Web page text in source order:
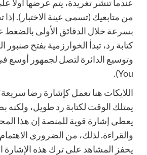
عندما تنشر تغريدة، يتم عرضها أولاً
من متابعيك (تسمى عينة الاختبار). إذا
بسرعة خلال الدقائق الأولى بالضغط
You).
اللايكات هنا تعمل كإشارة رضا
يمتلك الوقت لكتابة رد طويل،
يعطي إشارة قوية للمنصة إن هذا
والقراءة. لذلك، من الضروري
يحفز المشاهد على ترك هذه الإشارة